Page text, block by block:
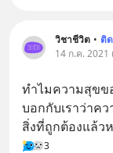
วิชาชีวิต • ติ
14 ก.ค. 2021
ทำไมความสุขข
บอกกับเราว่าค
สิ่งที่ถูกต้องแล้ว
3